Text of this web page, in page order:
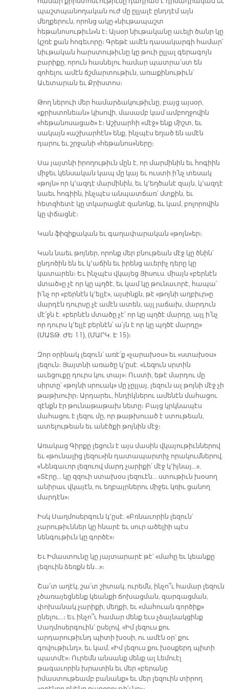
պաշտպանողական ուժ մը ըլլալէ ընդդէմ այն
մեղքերուն, որոնց ակը «նիւթապաշտ
հեթանոսութիւն»ն է։ Այսօր նիւթականը աւելի ծանր կը
կշռէ քան հոգեւորը։ Գրեթէ ամէն դասակարգի համար՝
նիւթական հարստութիւնը կը թուի ըլլալ գերագոյն
բարիքը, որուն հասնելու համար պատրա՛ստ են
զոհելու ամէն ճշմարտութիւն, առաքինութիւն՝
Աւետարան եւ Քրիստոս։
Թող ներուի մեր համարձակութիւնը, բայց այսօր,
«քրիստոնեան» կիսովի, մասամբ կամ ամբողջովին
«հեթանոսացած» է։ Աշխարհի «մէջ» ենք միշտ, եւ
սակայն «աշխարհէն» ենք, ինչպէս եղած են ամէն
դարու եւ շրջանի «հեթանոս»ները։
Սա յայտնի իրողութիւն մըն է, որ մարմինին եւ հոգիին
միջեւ կենսական կապ մը կայ եւ ուստի ի՛նչ տեսակ
«թոյն» որ կ՚ազդէ մարմինին, եւ կ՚եղծանէ զայն, կ՚ազդէ
նաեւ հոգիին, ինչպէս անպատճառ՝ մտքին, եւ
հետզհետէ կը տկարացնէ զանոնք, եւ կամ, բոլորովին
կը փճացնէ։
Կան ֆիզիքական եւ գաղափարական «թոյն»եր։
Կան նաեւ թոյներ, որոնք մեր բնութեան մէջ կը ծնին՝
ընդոծին են եւ կ՚աճին եւ իրենց աւերիչ դերը կը
կատարեն։ Եւ ինչպէս վկայեց Յիսուս. միայն «բերնէն
մտած»ը չէ որ կը պղծէ, եւ կամ կը թունաւորէ, հապա՝
ի՛նչ որ «բերնէն կ՚ելլէ», այսինքն, թէ «թոյնի աղբիւր»ը
մարդէն դուրսը չէ ամէն ատեն, այլ յաճախ, մարդուն
մէ՛ջն է. «բերնէն մտածը չէ՛ որ կը պղծէ մարդը, այլ ի՛նչ
որ դուրս կ՚ելլէ բերնէն՝ ա՛յն է որ կը պղծէ մարդը»
(ՄԱՏԹ. ԺԵ 11), (ՄԱՐԿ. Է 15)։
Զոր օրինակ լեզուն՝ առէ՛ք «չարախօս» եւ «ստախօս»
լեզուն։ Յայտնի առածը կ՚ըսէ. «Լեզուն սրտին
աւեցուքը դուրս կու տայ»։ Ուստի, եթէ մարդու մը
սիրտը՝ «թոյնի սրուակ» մը չըլլայ, լեզուն ալ թոյնի մէջ չի
թաթխուիր։ Արդարեւ, հնդիկներու ամենէն մահացու
զէնքն էր թունաթաթախ նետը։ Բայց կրկնապէս
մահացու է լեզու մը, որ թաթխուած է ստութեան,
ատելութեան եւ անէծքի թոյնին մէջ։
Առակաց Գիրքը լեցուն է այս մասին վկայութիւններով
եւ «թունալից լեզու»ին դատապարտիչ որակումներով.
«Նենգաւոր լեզուով մարդ չարիքի՛ մէջ կ՚իյնայ…»,
«Տէրը… կը զզուի ստախօս լեզուէն… ստութիւն խօսող
անիրաւ վկայէն, ու եղբայրներու միջեւ կռիւ ցանող
մարդէն»։
Իսկ Սաղմոսերգուն կ՚ըսէ. «Բռնաւորին լեզուն՝
չարութիւններ կը հնարէ եւ սուր ածելիի պէս
նենգութիւն կը գործէ»։
Եւ Իմաստունը կը յայտարարէ թէ՝ «մահը եւ կեանքը
լեզուին ձեռքն են…»։
Շա՛տ աղէկ, շա՛տ շիտակ, ուրեմն, ինչո՞ւ համար լեզուն
չծառայեցնենք կեանքի ճոխացման, զարգացման,
փոխանակ չարիքի, մեղքի, եւ «մահուան գործիք»
ընելու…։ Եւ ինչո՞ւ համար մենք եւս չձայնակցինք
Սաղմոսերգուին՝ ըսելով. «Իմ լեզուս քու
արդարութիւնդ պիտի խօսի, ու ամէն օր՝ քու
գովութիւնդ», եւ կամ, «Իմ լեզուս քու խօսքերդ պիտի
պատմէ»։ Ուրեմն անսանք մենք ալ Լեմուէլ
թագաւորին խրատին եւ մեր «բերանը
իմաստութեամբ բանանք» եւ մեր լեզուին տիրող